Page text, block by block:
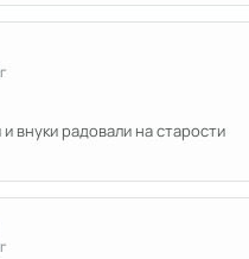
внуки радовали на старости